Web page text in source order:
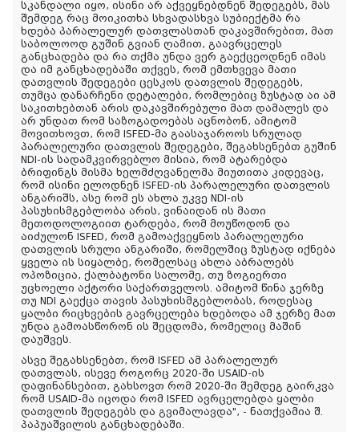
სკანდალი იყო, ისინი არ აქვეყნებდნენ შედეგებს, მას
შემდეგ რაც მოიკითხა სხვადასხვა სუბიექტმა რა
ხდება პარალელურ დათვლასთან დაკავშირებით, მათ
საბოლოოდ გუშინ გვიან ღამით, გაავრცელეს
განცხადება და რა თქმა უნდა ვერ გაექცეოდნენ იმას
და იმ განცხადებაში თქვეს, რომ ემთხვევა მათი
დათვლის შედეგები ცესკოს დათვლის შედეგებს,
თუმცა დანარჩენი დეტალები, რომლებიც ზუსტად აი ამ
საკითხებთან არის დაკავშირებული მათ დამალეს და
არ უნდათ რომ საზოგადოებას აცნობონ, ამიტომ
მოვითხოვთ, რომ ISFED-მა გაასაჯაროოს სრულად
პარალელური დათვლის შედეგები, შეგახსენებთ გუშინ
NDI-ის სადამკვირვებლო მისია, რომ ატარებდა
ბრიფინგს მისმა ხელმძღვანელმა მიუთითა კიდევაც,
რომ ისინი ელოდნენ ISFED-ის პარალელური დათვლის
ანგარიშს, ასე რომ ეს ახლა უკვე NDI-ის
პასუხისმგებლობა არის, ვინაიდან ის მათი
მეთოდოლოგიით ტარდება, რომ მოუწოდონ და
აიძულონ ISFED, რომ გამოაქვეყნოს პარალელური
დათვლის სრული ანგარიში, რომელშიც ზუსტად იქნება
ყველა ის სიყალბე, რომელსაც ახლა აბრალებს
ოპოზიცია, ქალბატონი სალომე, თუ ზოგიერთი
უცხოელი აქტორი საქართველოს. ამიტომ წინა ჯერზე
თუ NDI გაექცა თავის პასუხისმგებლობას, როდესაც
ყალბი რიცხვების გავრცელება ხდებოდა ამ ჯერზე მათ
უნდა გამოასწორონ ის შეცდომა, რომელიც მაშინ
დაუშვეს.
ასვე შეგახსენებთ, რომ ISFED ამ პარალელურ
დათვლას, ისევე როგორც 2020-ში USAID-ის
დაფინანსებით, გახსოვთ რომ 2020-ში შემდეგ გაირკვა
რომ USAID-მა იცოდა რომ ISFED ავრცელებდა ყალბი
დათვლის შედეგებს და გვიმალავდა", - ნათქვამია შ.
პაპუაშვილის განცხადებაში.